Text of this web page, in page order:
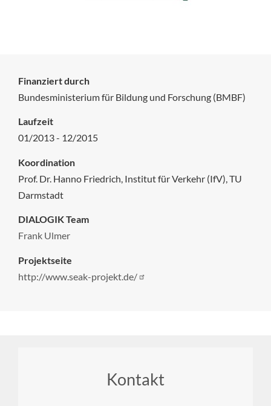
Finanziert durch
Bundesministerium für Bildung und Forschung (BMBF)
Laufzeit
01/2013 - 12/2015
Koordination
Prof. Dr. Hanno Friedrich, Institut für Verkehr (IfV), TU
Darmstadt
DIALOGIK Team
Frank Ulmer
Projektseite
http://www.seak-projekt.de/
Kontakt